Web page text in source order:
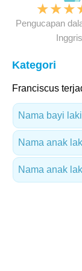
★★★★
Pengucapan
Inggris
Kategori
Franciscus
Nama bayi
Nama anak
Nama anak